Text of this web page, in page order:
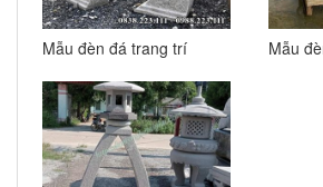
Mẫu đèn đá trang trí
cong 44
Mẫu